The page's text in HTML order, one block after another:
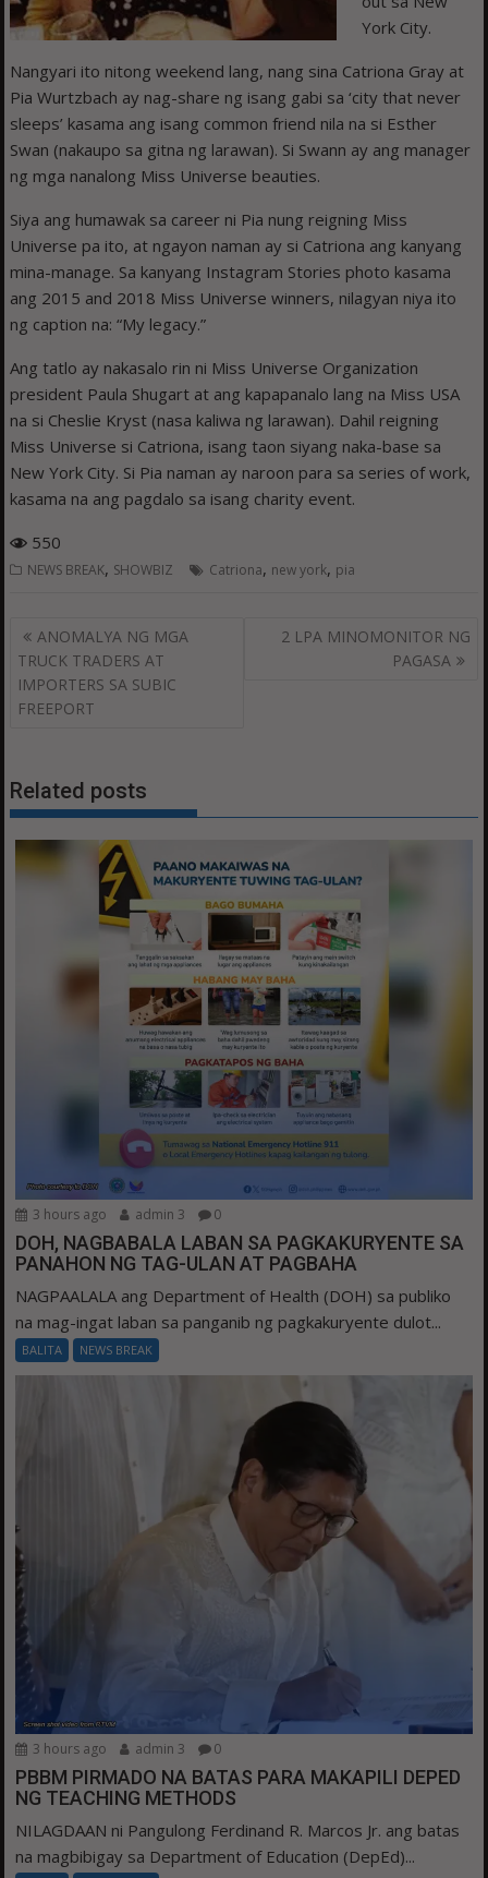
York City.
Nangyari ito nitong weekend lang, nang sina Catriona Gray at
Pia Wurtzbach ay nag-share ng isang gabi sa ‘city that never
sleeps’ kasama ang isang common friend nila na si Esther
Swan (nakaupo sa gitna ng larawan). Si Swann ay ang manager
ng mga nanalong Miss Universe beauties.
Siya ang humawak sa career ni Pia nung reigning Miss
Universe pa ito, at ngayon naman ay si Catriona ang kanyang
mina-manage. Sa kanyang Instagram Stories photo kasama
ang 2015 and 2018 Miss Universe winners, nilagyan niya ito
ng caption na: “My legacy.”
Ang tatlo ay nakasalo rin ni Miss Universe Organization
president Paula Shugart at ang kapapanalo lang na Miss USA
na si Cheslie Kryst (nasa kaliwa ng larawan). Dahil reigning
Miss Universe si Catriona, isang taon siyang naka-base sa
New York City. Si Pia naman ay naroon para sa series of work,
kasama na ang pagdalo sa isang charity event.
550
NEWS BREAK, SHOWBIZ Catriona, new york, pia
Post
navigation
ANOMALYA NG MGA
TRUCK TRADERS AT
IMPORTERS SA SUBIC
FREEPORT
2 LPA MINOMONITOR NG
PAGASA
Related posts
3 hours ago admin 3 0
DOH, NAGBABALA LABAN SA PAGKAKURYENTE SA
PANAHON NG TAG-ULAN AT PAGBAHA
NAGPAALALA ang Department of Health (DOH) sa publiko
na mag-ingat laban sa panganib ng pagkakuryente dulot...
BALITA NEWS BREAK
3 hours ago admin 3 0
PBBM PIRMADO NA BATAS PARA MAKAPILI DEPED
NG TEACHING METHODS
NILAGDAAN ni Pangulong Ferdinand R. Marcos Jr. ang batas
na magbibigay sa Department of Education (DepEd)...